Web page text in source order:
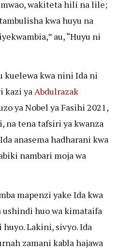
wakiteta hili na lile;
kwa huyu na
au, “Huyu ni
kuelewa kwa nini Ida ni
kazi yaAbdulrazak
ya Nobel ya Fasihi 2021,
na tena tafsiri ya kwanza
anasema hadharani kwa
nambari moja wa
mapenzi yake Ida kwa
ushindi huo wa kimataifa
Lakini, sivyo. Ida
zamani kabla hajawa